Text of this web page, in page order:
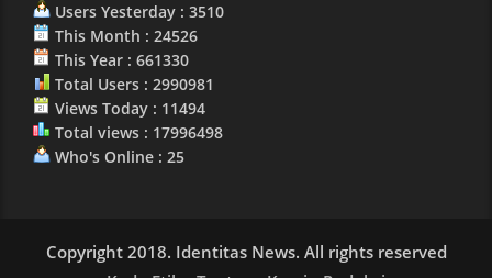
Users Yesterday : 3510
This Month : 24526
This Year : 661330
Total Users : 2990981
Views Today : 11494
Total views : 17996498
Who's Online : 25
Copyright 2018. Identitas News. All rights reserved